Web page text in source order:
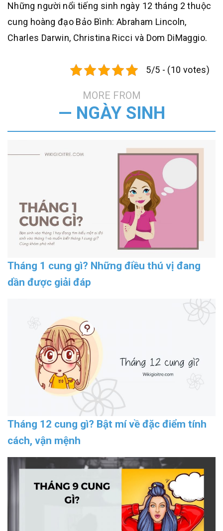
Những người nổi tiếng sinh ngày 12 tháng 2 thuộc
cung hoàng đạo Bảo Bình: Abraham Lincoln,
Charles Darwin, Christina Ricci và Dom DiMaggio.
5/5 - (10 votes)
MORE FROM
— NGÀY SINH
Tháng 1 cung gì? Những điều thú vị đang
dần được giải đáp
Tháng 12 cung gì? Bật mí về đặc điểm tính
cách, vận mệnh